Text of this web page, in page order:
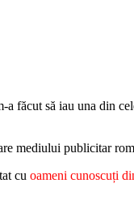
făcut să iau una din
mediului publicitar
cu oameni cunoscuți